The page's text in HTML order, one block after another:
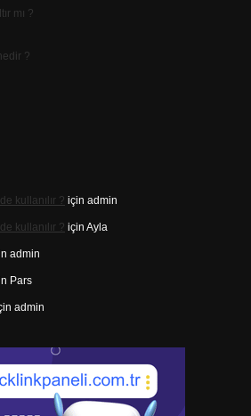
mı ?
?
kullanılır ? için admin
kullanılır ? için Ayla
admin
Pars
admin